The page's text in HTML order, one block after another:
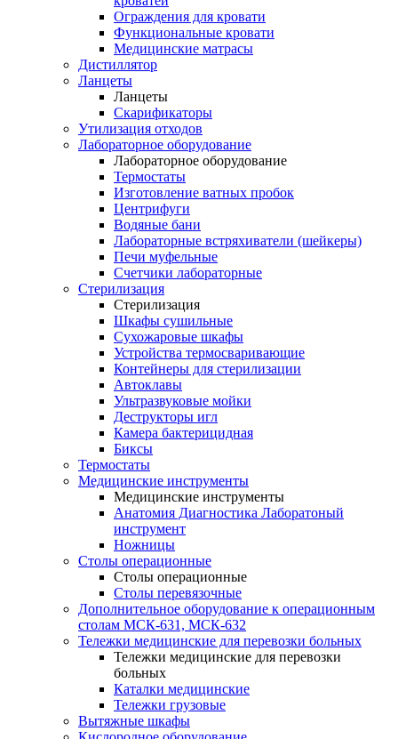
Ограждения для кровати
Функциональные кровати
Медицинские матрасы
Дистиллятор
Ланцеты
Ланцеты
Скарификаторы
Утилизация отходов
Лабораторное оборудование
Лабораторное оборудование
Термостаты
Изготовление ватных пробок
Центрифуги
Водяные бани
Лабораторные встряхиватели (шейкеры)
Печи муфельные
Счетчики лабораторные
Стерилизация
Стерилизация
Шкафы сушильные
Сухожаровые шкафы
Устройства термосваривающие
Контейнеры для стерилизации
Автоклавы
Ультразвуковые мойки
Деструкторы игл
Камера бактерицидная
Биксы
Термостаты
Медицинские инструменты
Медицинские инструменты
Анатомия Диагностика Лаборатоный
инструмент
Ножницы
Столы операционные
Столы операционные
Столы перевязочные
Дополнительное оборудование к операционным
столам МСК-631, МСК-632
Тележки медицинские для перевозки больных
Тележки медицинские для перевозки
больных
Каталки медицинские
Тележки грузовые
Вытяжные шкафы